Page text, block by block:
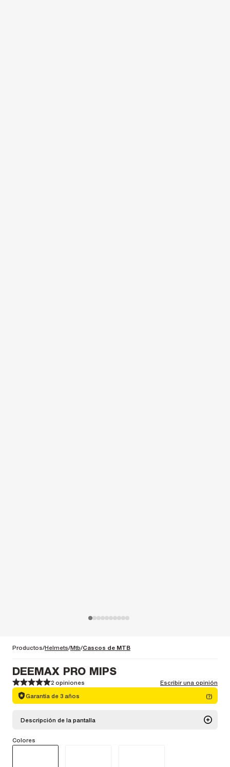
Productos Helmets Mtb Cascos de MTB
DEEMAX PRO MIPS
1 2 3 4 5
1 2 3 4 5 2 opiniones
Escribir una opinión
Garantía de 3 años
(?)
Descripción de la pantalla
Este casco de nivel profesional te permite superar tus límites en
Colores